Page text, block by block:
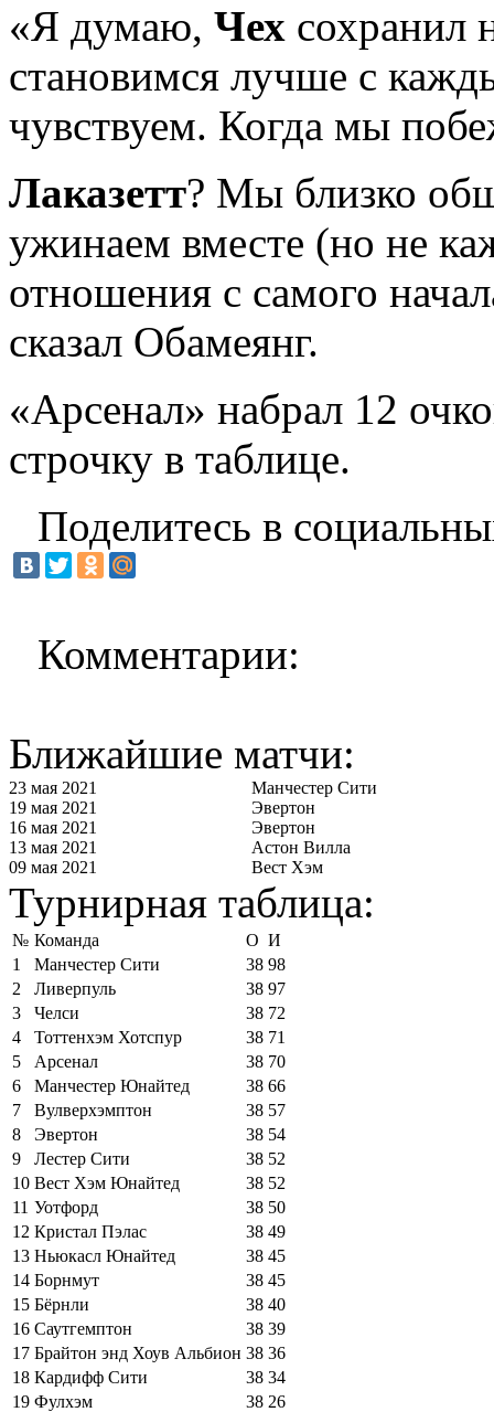
«Я думаю, Чех сохранил
становимся лучше с
чувствуем. Когда мы
Лаказетт? Мы близко
ужинаем вместе (но не
отношения с самого
сказал Обамеянг.
«Арсенал» набрал 12
строчку в таблице.
Поделитесь в
Комментарии:
Ближайшие матчи:
23 мая 2021
Манчестер Сити
19 мая 2021
Эвертон
16 мая 2021
Эвертон
13 мая 2021
Астон Вилла
09 мая 2021
Вест Хэм
Турнирная таблица:
№ Команда О И
1
Манчестер Сити 38 98
2
Ливерпуль 38 97
3
Челси 38 72
4
Тоттенхэм Хотспур 38 71
5
Арсенал 38 70
6
Манчестер Юнайтед 38 66
7
Вулверхэмптон 38 57
8
Эвертон 38 54
9
Лестер Сити 38 52
10 Вест Хэм Юнайтед 38 52
11 Уотфорд 38 50
12 Кристал Пэлас 38 49
13 Ньюкасл Юнайтед 38 45
14 Борнмут 38 45
15 Бёрнли 38 40
16 Саутгемптон 38 39
17 Брайтон энд Хоув Альбион 38 36
18 Кардифф Сити 38 34
19 Фулхэм 38 26